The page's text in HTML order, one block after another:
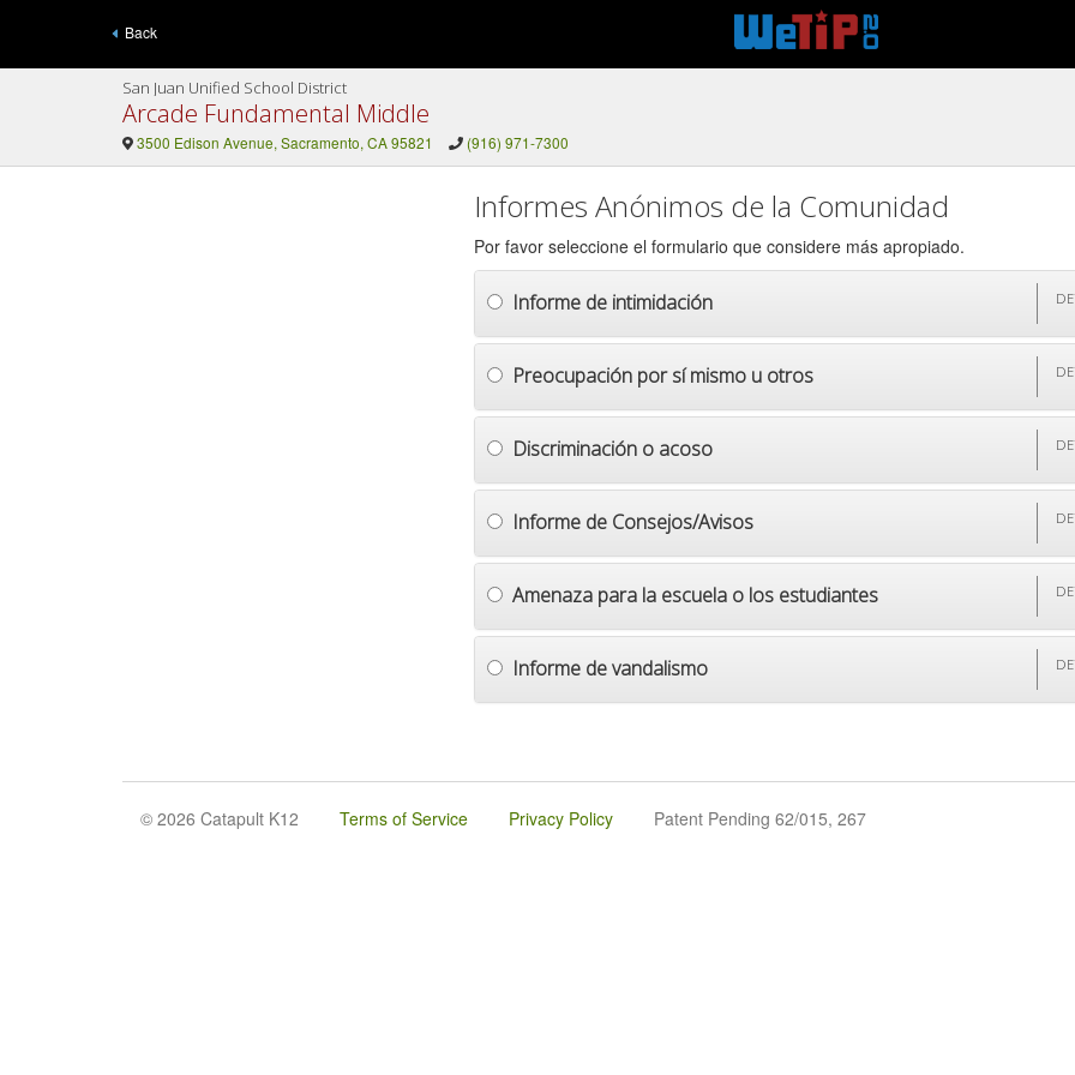
Back
San Juan Unified School District
Arcade Fundamental Middle
3500 Edison Avenue, Sacramento, CA 95821 (916) 971-7300
Informes Anónimos de la Comunidad
Por favor seleccione el formulario que considere más apropiado.
Informe de intimidación
Preocupación por sí mismo u otros
Discriminación o acoso
Informe de Consejos/Avisos
Amenaza para la escuela o los estudiantes
Informe de vandalismo
© 2026 Catapult K12 Terms of Service Privacy Policy Patent Pending 62/015, 267